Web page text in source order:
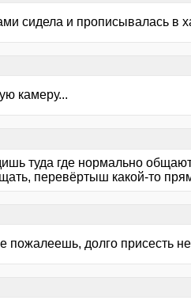
сидела и прописывалась в
камеру...
туда где нормально
перевёртыш какой-то
пожалеешь, долго присесть